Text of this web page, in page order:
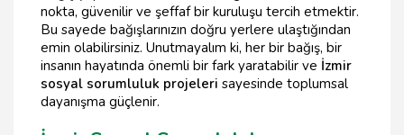
nokta, güvenilir ve şeffaf bir kuruluşu tercih etmektir.
Bu sayede bağışlarınızın doğru yerlere ulaştığından
emin olabilirsiniz. Unutmayalım ki, her bir bağış, bir
insanın hayatında önemli bir fark yaratabilir ve İzmir
sosyal sorumluluk projeleri sayesinde toplumsal
dayanışma güçlenir.